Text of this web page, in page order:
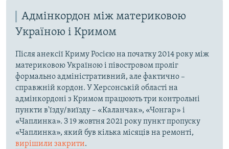
Адмінкордон між материковою
Україною і Кримом
Після анексії Криму Росією на початку 2014 року між
материковою Україною і півостровом проліг
формально адміністративний, але фактично –
справжній кордон. У Херсонській області на
адмінкордоні з Кримом працюють три контрольні
пункти в'їзду/виїзду – «Каланчак», «Чонгар» і
«Чаплинка». З 19 жовтня 2021 року пункт пропуску
«Чаплинка», який був кілька місяців на ремонті,
вирішили закрити.